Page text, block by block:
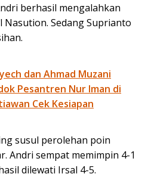
berhasil mengalahkan
Nasution. Sedang Suprianto
dan Ahmad Muzani
Pesantren Nur Iman di
Cek Kesiapan
susul perolehan poin
Andri sempat memimpin 4-1
dilewati Irsal 4-5.